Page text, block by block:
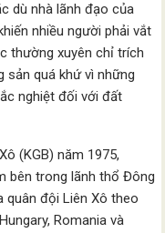
dù nhà lãnh đạo của
nhiều người phải vắt
thường xuyên chỉ trích
sản quá khứ vì những
nghiệt đối với đất
(KGB) năm 1975,
bên trong lãnh thổ Đông
quân đội Liên Xô theo
Romania và